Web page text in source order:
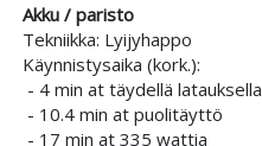
Akku / paristo
Tekniikka: Lyijyhappo
Käynnistysaika (kork.):
- 4 min at täydellä latauksella
- 10.4 min at puolitäyttö
- 17 min at 335 wattia